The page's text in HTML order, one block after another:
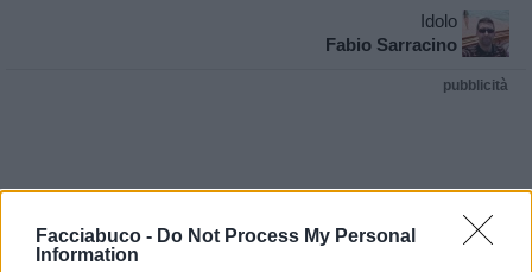
Facciabuco - Do Not Process My Personal
Information
Idolo
Fabio Sarracino
pubblicità